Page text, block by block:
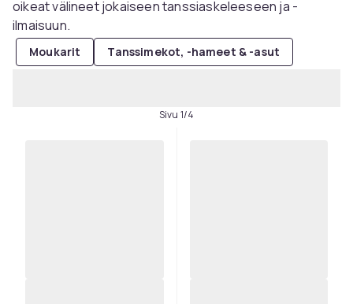
oikeat välineet jokaiseen tanssiaskeleeseen ja -
ilmaisuun.
Moukarit Tanssimekot, -hameet & -asut
Sivu 1/4